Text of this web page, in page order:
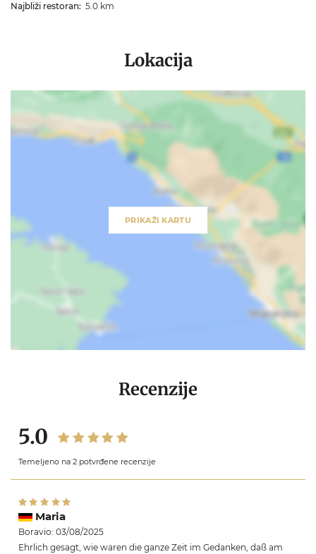
Najbliži restoran: 5.0 km
Lokacija
PRIKAŽI KARTU
Recenzije
5.0
Temeljeno na 2 potvrđene recenzije
Maria
Boravio: 03/08/2025
Ehrlich gesagt, wie waren die ganze Zeit im Gedanken, daß am